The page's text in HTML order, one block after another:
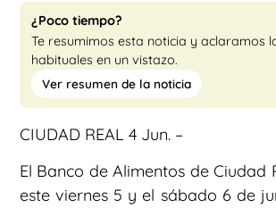
¿Poco tiempo?
Te resumimos esta noticia y aclaramos
habituales en un vistazo.
Ver resumen de la noticia
CIUDAD REAL 4 Jun. –
El Banco de Alimentos de Ciudad
este viernes 5 y el sábado 6 de